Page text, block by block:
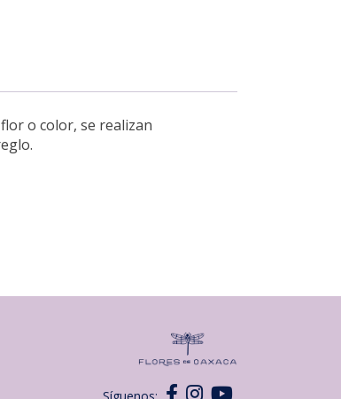
o color, se realizan